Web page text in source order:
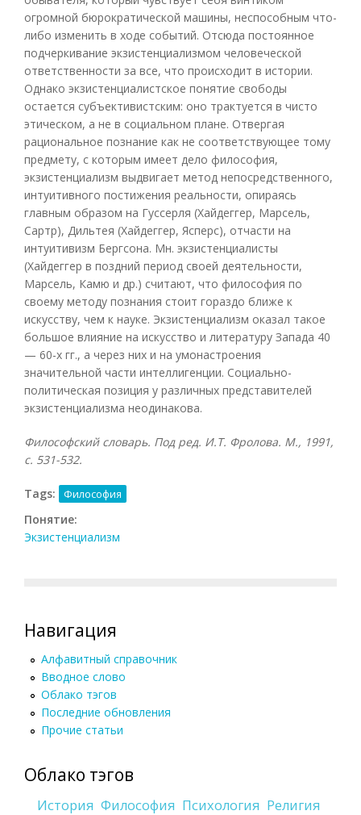
огромной бюрократической машины, неспособным что-
либо изменить в ходе событий. Отсюда постоянное
подчеркивание экзистенциализмом человеческой
ответственности за все, что происходит в истории.
Однако экзистенциалистское понятие свободы
остается субъективистским: оно трактуется в чисто
этическом, а не в социальном плане. Отвергая
рациональное познание как не соответствующее тому
предмету, с которым имеет дело философия,
экзистенциализм выдвигает метод непосредственного,
интуитивного постижения реальности, опираясь
главным образом на Гуссерля (Хайдеггер, Марсель,
Сартр), Дильтея (Хайдеггер, Ясперс), отчасти на
интуитивизм Бергсона. Мн. экзистенциалисты
(Хайдеггер в поздний период своей деятельности,
Марсель, Камю и др.) считают, что философия по
своему методу познания стоит гораздо ближе к
искусству, чем к науке. Экзистенциализм оказал такое
большое влияние на искусство и литературу Запада 40
— 60-х гг., а через них и на умонастроения
значительной части интеллигенции. Социально-
политическая позиция у различных представителей
экзистенциализма неодинакова.
Философский словарь. Под ред. И.Т. Фролова. М., 1991,
с. 531-532.
Tags: Философия
Понятие:
Экзистенциализм
Навигация
Алфавитный справочник
Вводное слово
Облако тэгов
Последние обновления
Прочие статьи
Облако тэгов
История Философия Психология Религия